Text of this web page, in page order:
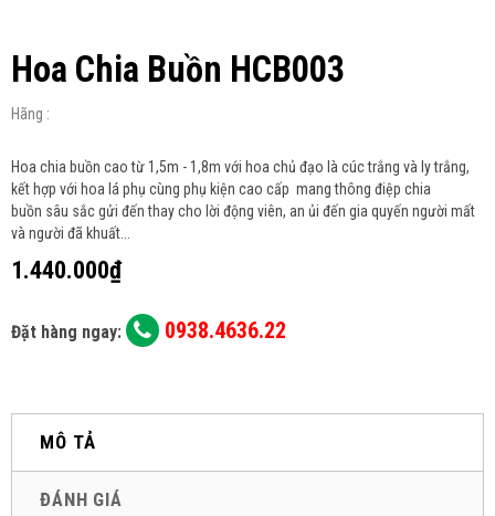
Hoa Chia Buồn HCB003
Hãng :
Hoa chia buồn cao từ 1,5m - 1,8m với hoa chủ đạo là cúc trắng và ly trắng,
kết hợp với hoa lá phụ cùng phụ kiện cao cấp mang thông điệp chia
buồn sâu sắc gửi đến thay cho lời động viên, an ủi đến gia quyến người mất
và người đã khuất...
1.440.000₫
Đặt hàng ngay: 0938.4636.22
MÔ TẢ
ĐÁNH GIÁ